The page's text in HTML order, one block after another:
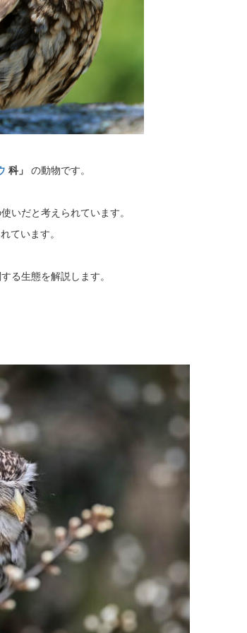
科」 の動物です。
いだと考えられています。
ています。
る生態を解説します。